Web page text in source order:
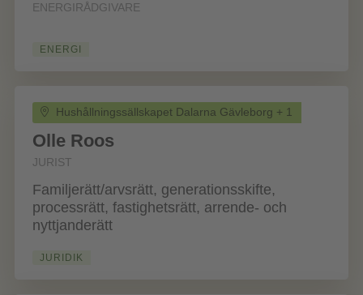
ENERGIRÅDGIVARE
ENERGI
Hushållningssällskapet Dalarna Gävleborg + 1
Olle Roos
JURIST
Familjerätt/arvsrätt, generationsskifte,
processrätt, fastighetsrätt, arrende- och
nyttjanderätt
JURIDIK